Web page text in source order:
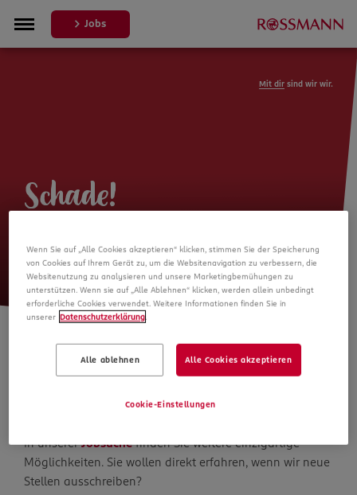
Jobs
Mit dir sind wir wir.
Schade!
mehr verfügbar
Die Suche geht weiter
In unsererJobsuchefinden Sie weitere einzigartige
Möglichkeiten. Sie wollen direkt erfahren, wenn wir neue
Stellen ausschreiben?
Wenn Sie auf „Alle Cookies akzeptieren“ klicken, stimmen Sie der Speicherung
von Cookies auf Ihrem Gerät zu, um die Websitenavigation zu verbessern, die
Websitenutzung zu analysieren und unsere Marketingbemühungen zu
unterstützen. Wenn sie auf „Alle Ablehnen“ klicken, werden allein unbedingt
erforderliche Cookies verwendet. Weitere Informationen finden Sie in
unserer Datenschutzerklärung
Alle ablehnen Alle Cookies akzeptieren
Cookie-Einstellungen